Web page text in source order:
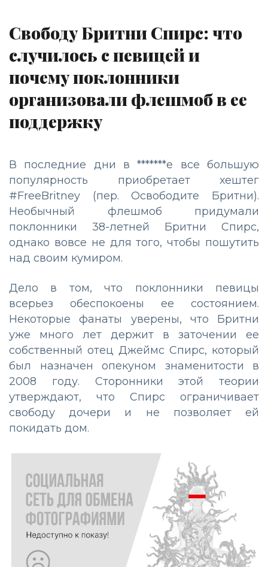
Свободу Бритни Спирс: что
случилось с певицей и
почему поклонники
организовали флешмоб в ее
поддержку
В последние дни в *******е все большую
популярность приобретает хештег
#FreeBritney (пер. Освободите Бритни).
Необычный флешмоб придумали
поклонники 38-летней Бритни Спирс,
однако вовсе не для того, чтобы пошутить
над своим кумиром.
Дело в том, что поклонники певицы
всерьез обеспокоены ее состоянием.
Некоторые фанаты уверены, что Бритни
уже много лет держит в заточении ее
собственный отец Джеймс Спирс, который
был назначен опекуном знаменитости в
2008 году. Сторонники этой теории
утверждают, что Спирс ограничивает
свободу дочери и не позволяет ей
покидать дом.